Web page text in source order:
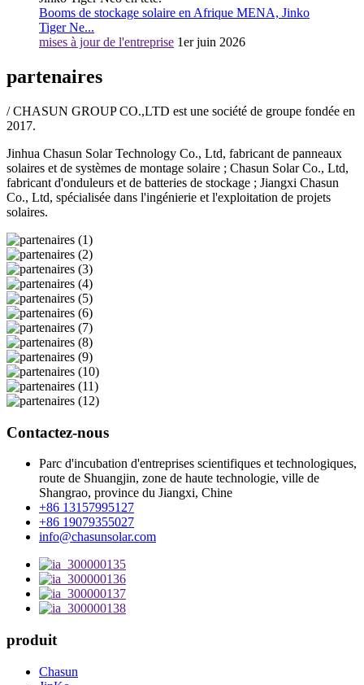
Booms de stockage solaire en Afrique MENA, Jinko
Tiger Ne...
mises à jour de l'entreprise 1er juin 2026
partenaires
/ CHASUN GROUP CO.,LTD est une société de groupe fondée en
2017.
Jinhua Chasun Solar Technology Co., Ltd, fabricant de panneaux
solaires et de systèmes de montage solaire ; Chasun Solar Co., Ltd,
fabricant d'onduleurs et de batteries de stockage ; Jiangxi Chasun
Co., Ltd, spécialisée dans l'ingénierie et l'exploitation de projets
solaires.
Contactez-nous
Parc d'incubation d'entreprises scientifiques et technologiques,
route de Shuangjin, zone de haute technologie, ville de
Shangrao, province du Jiangxi, Chine
+86 13157995127
+86 19079355027
info@chasunsolar.com
produit
Chasun